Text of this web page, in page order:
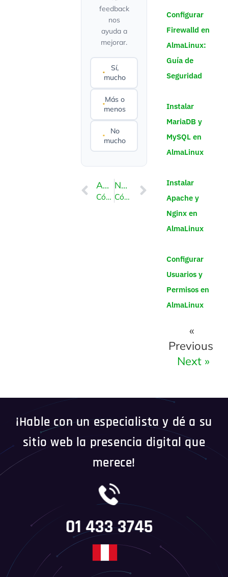
feedback
nos
ayuda a
mejorar.
Sí,
mucho
Más o
menos
No
mucho
ANTERIOR
Cómo habilitar Apache SpamAssassin en DirectAdmin
NEXT
Cómo bloquear el correo electrónico usando filtros de spam en DirectAdmin
Configurar
Firewalld en
AlmaLinux:
Guía de
Seguridad
Instalar
MariaDB y
MySQL en
AlmaLinux
Instalar
Apache y
Nginx en
AlmaLinux
Configurar
Usuarios y
Permisos en
AlmaLinux
«
Previous
Next »
¡Hable con un especialista y dé a su
sitio web la presencia digital que
merece!
01 433 3745